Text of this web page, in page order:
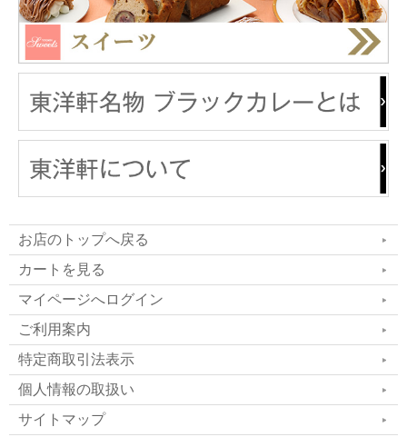
お店のトップへ戻る
カートを見る
マイページへログイン
ご利用案内
特定商取引法表示
個人情報の取扱い
サイトマップ